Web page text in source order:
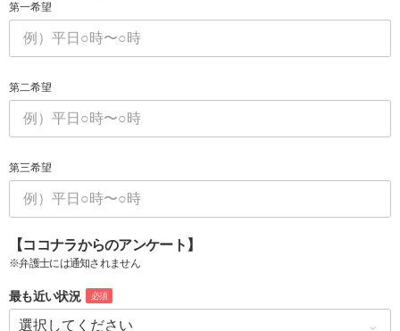
第一希望
第二希望
第三希望
【ココナラからのアンケート】
※弁護士には通知されません
最も近い状況 必須